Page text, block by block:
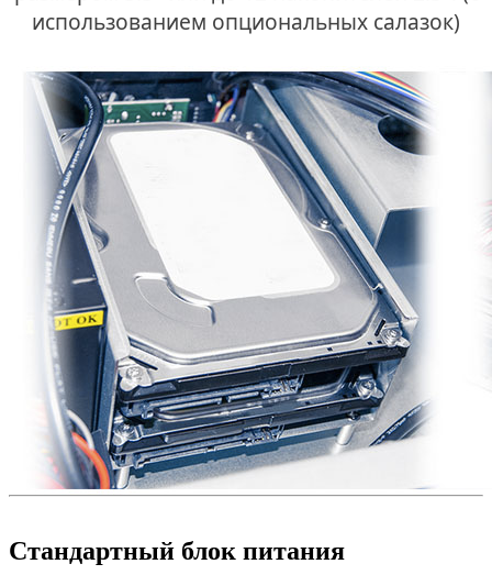
использованием опциональных салазок)
Стандартный блок питания